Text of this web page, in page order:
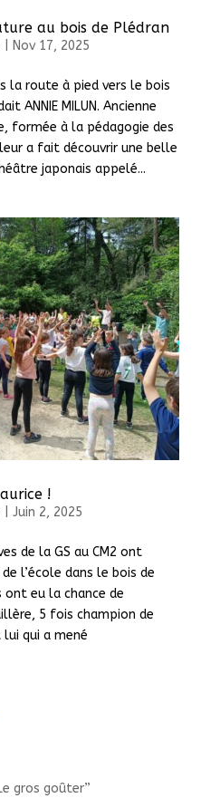
au bois de Plédran
Nov 17, 2025
la route à pied vers le bois
ANNIE MILUN. Ancienne
formée à la pédagogie des
a fait découvrir une belle
japonais appelé...
!
Juin 2, 2025
de la GS au CM2 ont
l’école dans le bois de
ont eu la chance de
5 fois champion de
lui qui a mené
gros goûter”